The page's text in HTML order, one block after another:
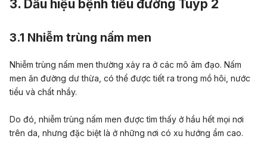
3. Dấu hiệu bệnh tiểu đường Tuýp 2
3.1 Nhiễm trùng nấm men
Nhiễm trùng nấm men thường xảy ra ở các mô âm đạo. Nấm
men ăn đường dư thừa, có thể được tiết ra trong mồ hôi, nước
tiểu và chất nhầy.
Do đó, nhiễm trùng nấm men được tìm thấy ở hầu hết mọi nơi
trên da, nhưng đặc biệt là ở những nơi có xu hướng ẩm cao.